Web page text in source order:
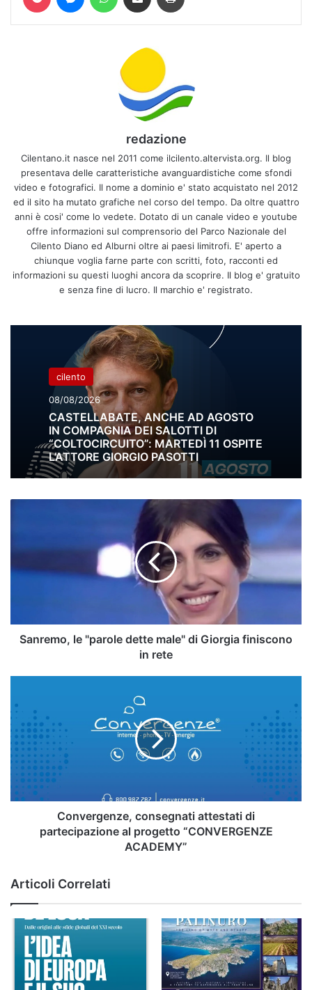
redazione
Cilentano.it nasce nel 2011 come ilcilento.altervista.org. Il blog
presentava delle caratteristiche avanguardistiche come sfondi
video e fotografici. Il nome a dominio e' stato acquistato nel 2012
ed il sito ha mutato grafiche nel corso del tempo. Da oltre quattro
anni è cosi' come lo vedete. Dotato di un canale video e youtube
offre informazioni sul comprensorio del Parco Nazionale del
Cilento Diano ed Alburni oltre ai paesi limitrofi. E' aperto a
chiunque voglia farne parte con scritti, foto, racconti ed
informazioni su questi luoghi ancora da scoprire. Il blog e' gratuito
e senza fine di lucro. Il marchio e' registrato.
cilento
08/08/2026
CASTELLABATE, ANCHE AD AGOSTO
IN COMPAGNIA DEI SALOTTI DI
“COLTOCIRCUITO”: MARTEDÌ 11 OSPITE
L’ATTORE GIORGIO PASOTTI
dette
in
reteSanremo, le "parole dette male" di Giorgia finiscono
in rete
attestati
di
partecipazione
al
progetto
“CONVERGENZE
ACADEMY”
Convergenze, consegnati attestati di
partecipazione al progetto “CONVERGENZE
ACADEMY”
Articoli Correlati